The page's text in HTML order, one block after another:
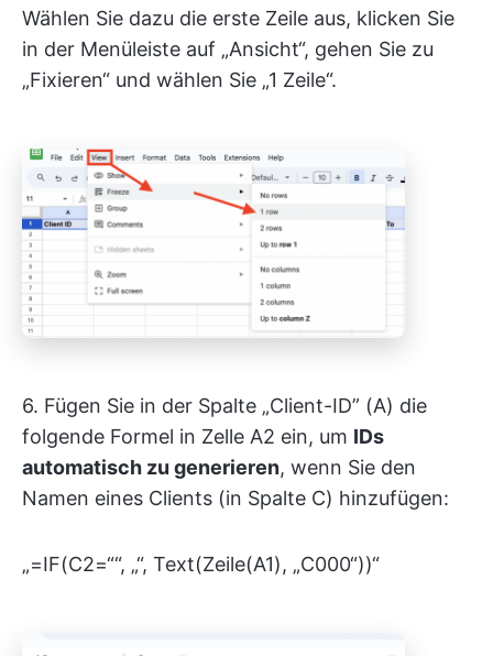
Wählen Sie dazu die erste Zeile aus, klicken Sie
in der Menüleiste auf „Ansicht“, gehen Sie zu
„Fixieren“ und wählen Sie „1 Zeile“.
6. Fügen Sie in der Spalte „Client-ID” (A) die
folgende Formel in Zelle A2 ein, um IDs
automatisch zu generieren, wenn Sie den
Namen eines Clients (in Spalte C) hinzufügen:
„=IF(C2=““, „“, Text(Zeile(A1), „C000“))“